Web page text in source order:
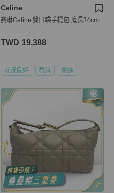
Celine
賽琳Celine 雙口袋手提包 底長34cm
TWD 19,388
狀況良好 香港 免運